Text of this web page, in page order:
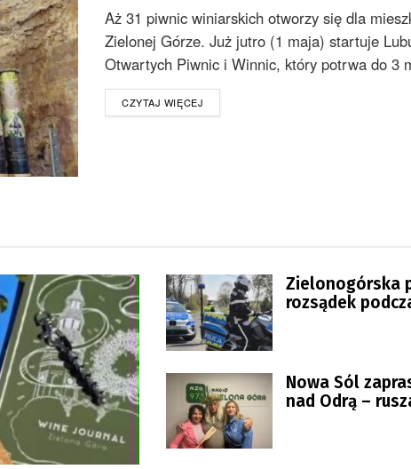
Aż 31 piwnic winiarskich otworzy się dla
Zielonej Górze. Już jutro (1 maja) startuje
Otwartych Piwnic i Winnic, który potrwa do 3
CZYTAJ WIĘCEJ
Zielonogórska
rozsądek
Nowa Sól
nad Odrą –